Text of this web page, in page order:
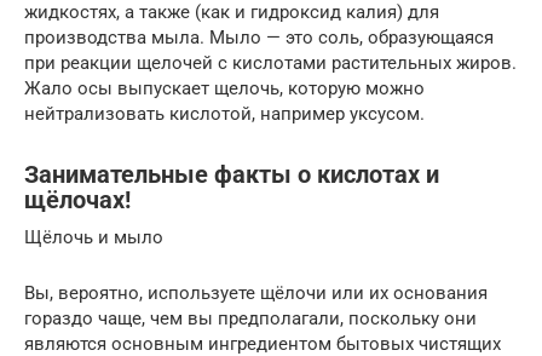
жидкостях, а также (как и гидроксид калия) для
производства мыла. Мыло — это соль, образующаяся
при реакции щелочей с кислотами растительных жиров.
Жало осы выпускает щелочь, которую можно
нейтрализовать кислотой, например уксусом.
Занимательные факты о кислотах и
щёлочах!
Щёлочь и мыло
Вы, вероятно, используете щёлочи или их основания
гораздо чаще, чем вы предполагали, поскольку они
являются основным ингредиентом бытовых чистящих